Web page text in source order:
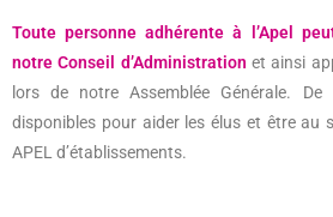
Toute personne adhérente à l’Apel
notre Conseil d’Administration et ainsi
lors de notre Assemblée Générale.
disponibles pour aider les élus et être au
APEL d’établissements.